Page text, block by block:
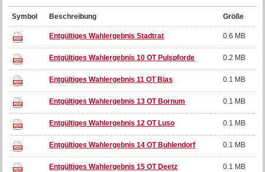
Symbol Beschreibung Größe
Entgültiges Wahlergebnis Stadtrat 0.6 MB
Entgültiges Wahlergebnis 10 OT Pulspforde 0.2 MB
Entgültiges Wahlergebnis 11 OT Bias 0.1 MB
Entgültiges Wahlergebnis 13 OT Bornum 0.1 MB
Entgültiges Wahlergebnis 12 OT Luso 0.1 MB
Entgültiges Wahlergebnis 14 OT Buhlendorf 0.1 MB
Entgültiges Wahlergebnis 15 OT Deetz 0.1 MB